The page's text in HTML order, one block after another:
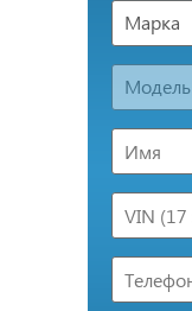
Марка
Модель